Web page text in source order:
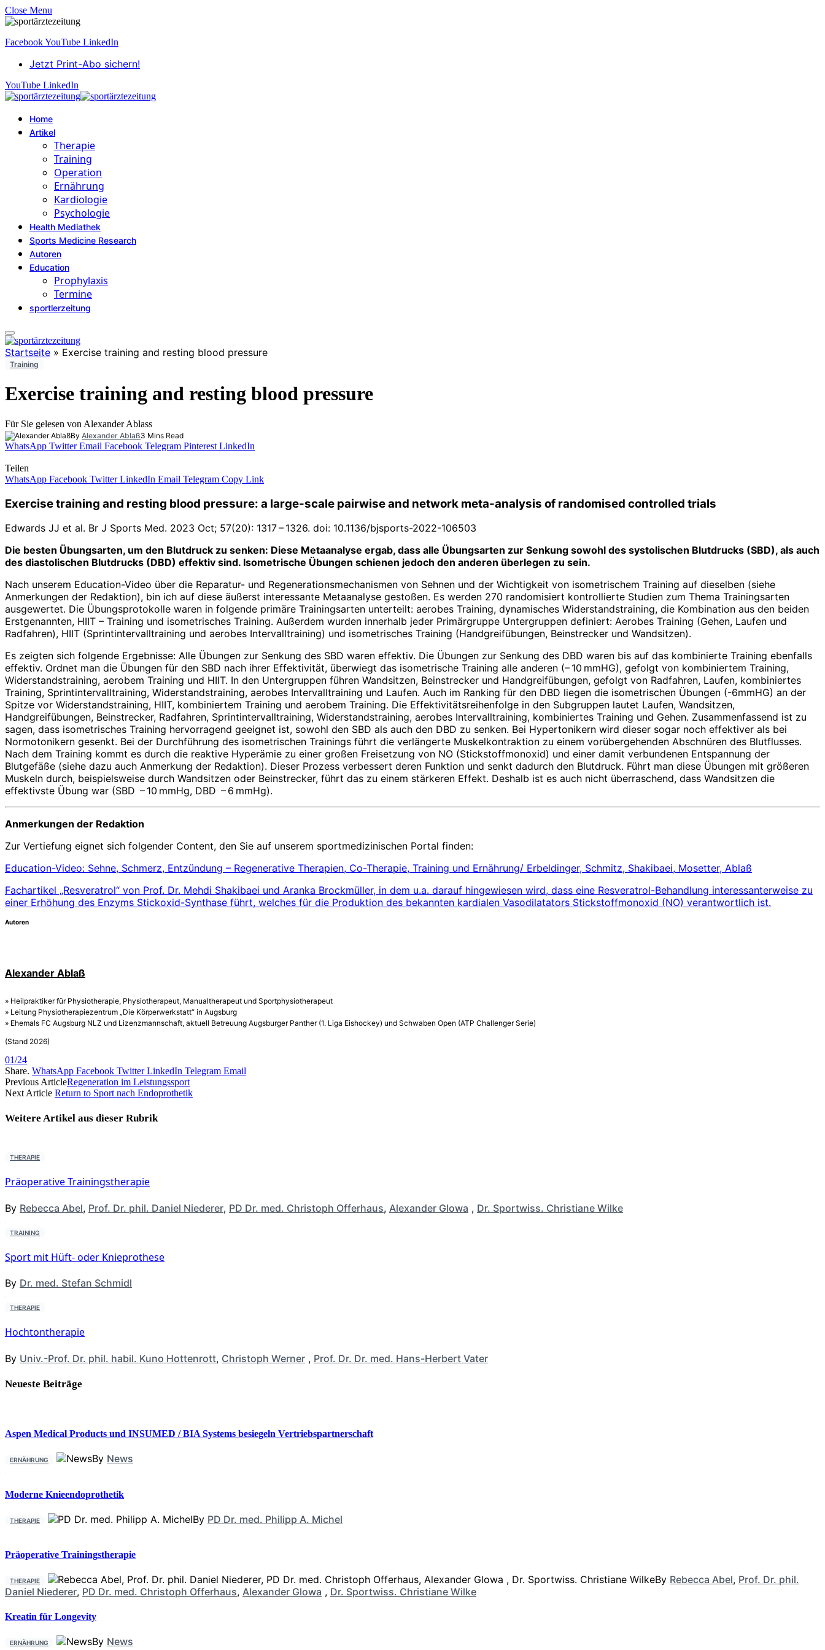
Close Menu
FacebookYouTube LinkedIn
Jetzt Print-Abo sichern!
YouTube LinkedIn
Home
Artikel
Therapie
Training
Operation
Ernährung
Kardiologie
Psychologie
Health Mediathek
Sports Medicine Research
Autoren
Education
Prophylaxis
Termine
sportlerzeitung
Startseite » Exercise training and resting blood pressure
Training
Exercise training and resting blood pressure
Für Sie gelesen von Alexander Ablass
By Alexander Ablaß3 Mins Read
WhatsApp Twitter Email Facebook Telegram Pinterest LinkedIn
Teilen
WhatsApp Facebook Twitter LinkedIn Email Telegram Copy Link
Exercise training and resting blood pressure: a large-scale pairwise and network meta-analysis of randomised controlled trials
Edwards JJ et al. Br J Sports Med. 2023 Oct; 57(20): 1317 – 1326. doi: 10.1136/bjsports-2022-106503
Die besten Übungsarten, um den Blutdruck zu senken: Diese Meta­analyse ergab, dass alle Übungsarten zur Senkung sowohl des systolischen Blutdrucks (SBD), als auch
des diastolischen Blutdrucks (DBD) effektiv sind. Isometrische Übungen schienen jedoch den anderen überlegen zu sein.
Nach unserem Education-Video über die Reparatur- und Regenerationsmechanismen von Sehnen und der Wichtigkeit von isometrischem Training auf dieselben (siehe
Anmerkungen der Redaktion), bin ich auf diese äußerst interessante Metaanalyse gestoßen. Es werden 270 randomisiert kontrollierte Studien zum Thema Trainingsarten
ausgewertet. Die Übungsprotokolle waren in folgende primäre Trainingsarten unterteilt: aerobes Training, dynamisches Widerstandstraining, die Kombination aus den beiden
Erstgenannten, HIIT – Training und isometrisches Training. Außerdem wurden innerhalb jeder Primärgruppe Untergruppen definiert: Aerobes Training (Gehen, Laufen und
Radfahren), HIIT (Sprintintervalltraining und aerobes Intervalltraining) und isometrisches Training (Handgreifübungen, Beinstrecker und Wandsitzen).
Es zeigten sich folgende Ergebnisse: Alle Übungen zur Senkung des SBD waren effektiv. Die Übungen zur Senkung des DBD waren bis auf das kombinierte Training ebenfalls
effektiv. Ordnet man die Übungen für den SBD nach ihrer Effektivität, überwiegt das isometrische Training alle anderen (– 10 mmHG), gefolgt von kombiniertem Training,
Widerstandstraining, aerobem Training und HIIT. In den Untergruppen führen Wandsitzen, Beinstrecker und Handgreifübungen, gefolgt von Radfahren, Laufen, kombiniertes
Training, Sprintintervalltraining, Widerstandstraining, aerobes Intervalltraining und Laufen. Auch im Ranking für den DBD liegen die isometrischen Übungen (-6mmHG) an der
Spitze vor Widerstandstraining, HIIT, kombiniertem Training und aerobem Training. Die Effektivitätsreihenfolge in den Subgruppen lautet Laufen, Wandsitzen,
Handgreifübungen, Beinstrecker, Radfahren, Sprintintervalltraining, Widerstandstraining, aerobes Intervalltraining, kombiniertes Training und Gehen. Zusammenfassend ist zu
sagen, dass isometrisches Training hervorragend geeignet ist, sowohl den SBD als auch den DBD zu senken. Bei Hypertonikern wird dieser sogar noch effektiver als bei
Normotoni­kern gesenkt. Bei der Durchführung des isometrischen Trainings führt die verlängerte Muskelkontraktion zu einem vorübergehenden Abschnüren des Blutflusses.
Nach dem Training kommt es durch die reaktive Hyperämie zu einer großen Freisetzung von NO (Stickstoffmonoxid) und einer damit verbundenen Entspannung der
Blutgefäße (siehe dazu auch Anmerkung der Redaktion). Dieser Prozess verbessert deren Funktion und senkt dadurch den Blutdruck. Führt man diese Übungen mit größeren
Muskeln durch, beispielsweise durch Wandsitzen oder Beinstrecker, führt das zu einem stärkeren Effekt. Deshalb ist es auch nicht überraschend, dass Wandsitzen die
effektivste Übung war (SBD – 10 mmHg, DBD – 6 mmHg).
Anmerkungen der Redaktion
Zur Vertiefung eignet sich folgender Content, den Sie auf unserem sportmedizinischen Portal finden:
Education-Video: Sehne, Schmerz, Entzündung – Regenerative Therapien, Co-Therapie, Training und Ernährung/ Erbeldinger, Schmitz, Shakibaei, Mosetter, Ablaß
Fachartikel „Resveratrol“ von Prof. Dr. Mehdi Shakibaei und Aranka Brockmüller, in dem u.a. darauf hingewiesen wird, dass eine Resveratrol-Behandlung interessan­terweise zu
einer Erhöhung des Enzyms Stickoxid-Synthase führt, welches für die Produktion des bekannten kardialen Vasodilatators Stickstoffmonoxid (NO) verantwortlich ist.
Autoren
Alexander Ablaß
» Heilpraktiker für Physiotherapie, Physiotherapeut, Manualtherapeut und Sportphysiotherapeut
» Leitung Physiotherapiezentrum „Die Körperwerkstatt“ in Augsburg
» Ehemals FC Augsburg NLZ und Lizenzmannschaft, aktuell Betreuung Augsburger Panther (1. Liga Eishockey) und Schwaben Open (ATP Challenger Serie)
(Stand 2026)
01/24
Share. WhatsApp Facebook Twitter LinkedIn Telegram Email
Previous ArticleRegeneration im Leistungssport
Next Article Return to Sport nach Endoprothetik
Weitere Artikel aus dieser Rubrik
THERAPIE
Präoperative Trainingstherapie
By Rebecca Abel, Prof. Dr. phil. Daniel Niederer, PD Dr. med. Christoph Offerhaus, Alexander Glowa , Dr. Sportwiss. Christiane Wilke
TRAINING
Sport mit Hüft- oder Knieprothese
By Dr. med. Stefan Schmidl
THERAPIE
Hochtontherapie
By Univ.-Prof. Dr. phil. habil. Kuno Hottenrott, Christoph Werner , Prof. Dr. Dr. med. Hans-Herbert Vater
Neueste Beiträge
Aspen Medical Products und INSUMED / BIA Systems besiegeln Vertriebspartnerschaft
ERNÄHRUNG By News
Moderne Knieendoprothetik
THERAPIE By PD Dr. med. Philipp A. Michel
Präoperative Trainingstherapie
THERAPIE By Rebecca Abel, Prof. Dr. phil.
Daniel Niederer, PD Dr. med. Christoph Offerhaus, Alexander Glowa , Dr. Sportwiss. Christiane Wilke
Kreatin für Longevity
ERNÄHRUNG By News